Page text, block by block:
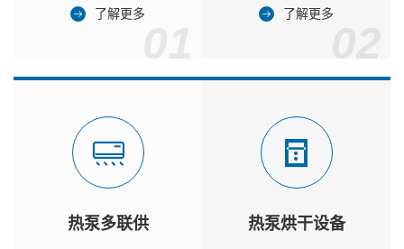
了解更多 了解更多
热泵多联供 热泵烘干设备